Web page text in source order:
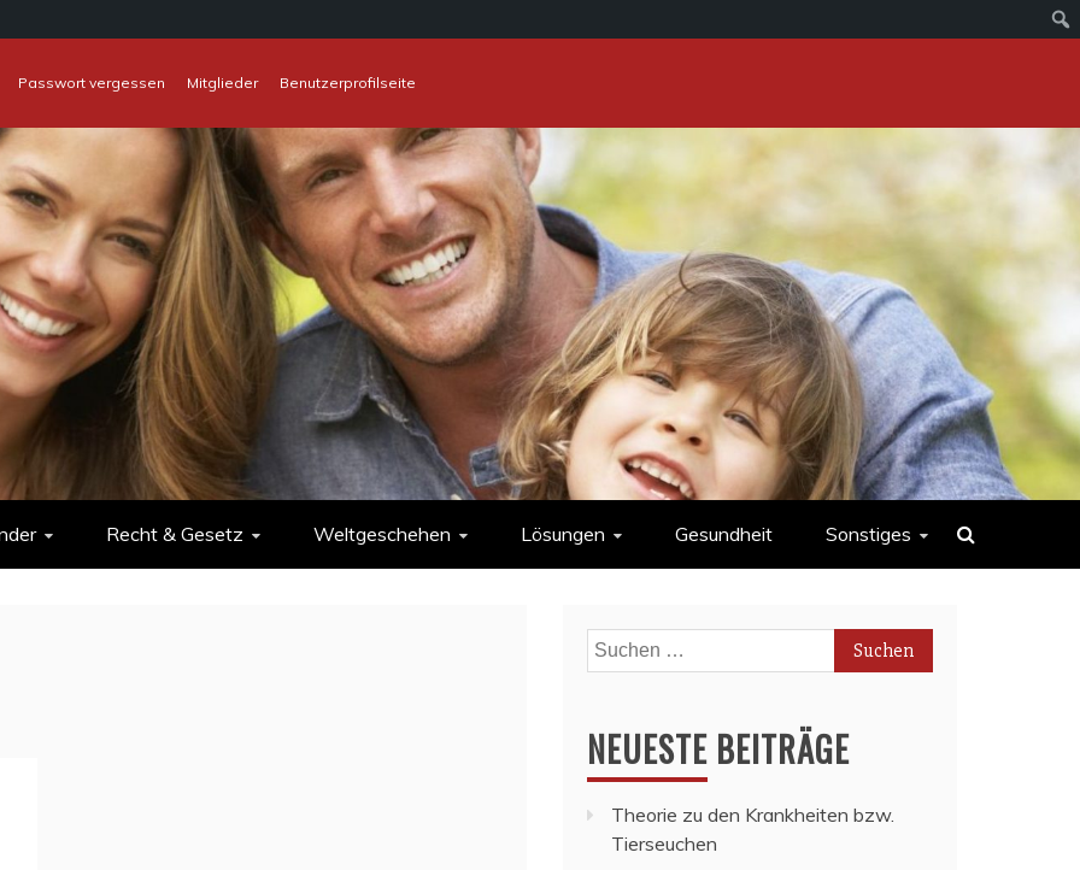
Passwort vergessen Mitglieder
Benutzerprofilseite
Recht & Gesetz Weltgeschehen Lösungen Gesundheit Sonstiges
Suchen
nach:
NEUESTE BEITRÄGE
Theorie zu den Krankheiten bzw.
Tierseuchen